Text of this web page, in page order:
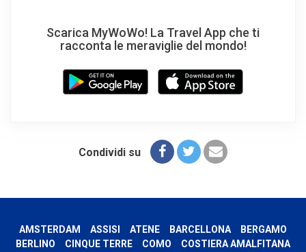
Scarica MyWoWo! La Travel App che ti
racconta le meraviglie del mondo!
Condividi su
AMSTERDAM ASSISI ATENE BARCELLONA
BERGAMO
BERLINO
CINQUE TERRE COMO
COSTIERA AMALFITANA